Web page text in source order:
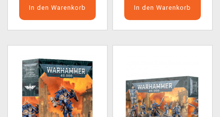
In den Warenkorb In den Warenkorb